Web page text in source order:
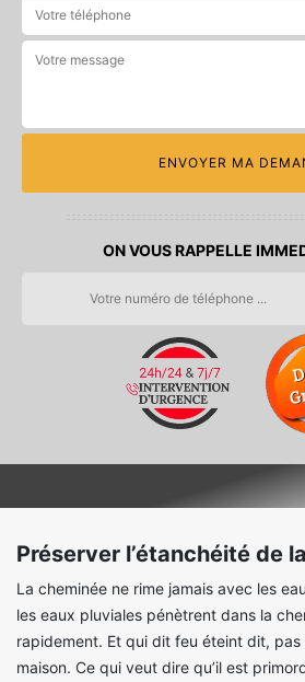
ON VOUS RAPPELLE
Préserver l’étanchéité de
La cheminée ne rime jamais avec les
les eaux pluviales pénètrent dans la
rapidement. Et qui dit feu éteint dit,
maison. Ce qui veut dire qu’il est